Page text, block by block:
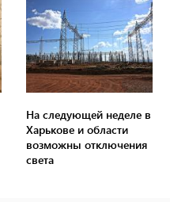
На следующей неделе в
Харькове и области
возможны отключения
света